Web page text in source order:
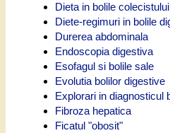
Dieta in bolile colecistului
Diete-regimuri in bolile
Durerea abdominala
Endoscopia digestiva
Esofagul si bolile sale
Evolutia bolilor digestive
Explorari in diagnosticul
Fibroza hepatica
Ficatul "obosit"